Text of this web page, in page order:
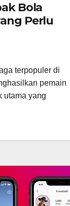
Bola
Perlu
terpopuler di
pemain
utama yang